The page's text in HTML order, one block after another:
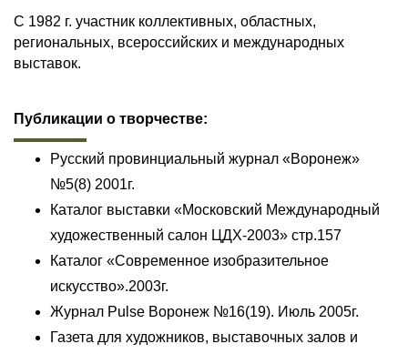
С 1982 г. участник коллективных, областных,
региональных, всероссийских и международных
выставок.
Публикации о творчестве:
Русский провинциальный журнал «Воронеж»
№5(8) 2001г.
Каталог выставки «Московский Международный
художественный салон ЦДХ-2003» стр.157
Каталог «Современное изобразительное
искусство».2003г.
Журнал Pulse Воронеж №16(19). Июль 2005г.
Газета для художников, выставочных залов и